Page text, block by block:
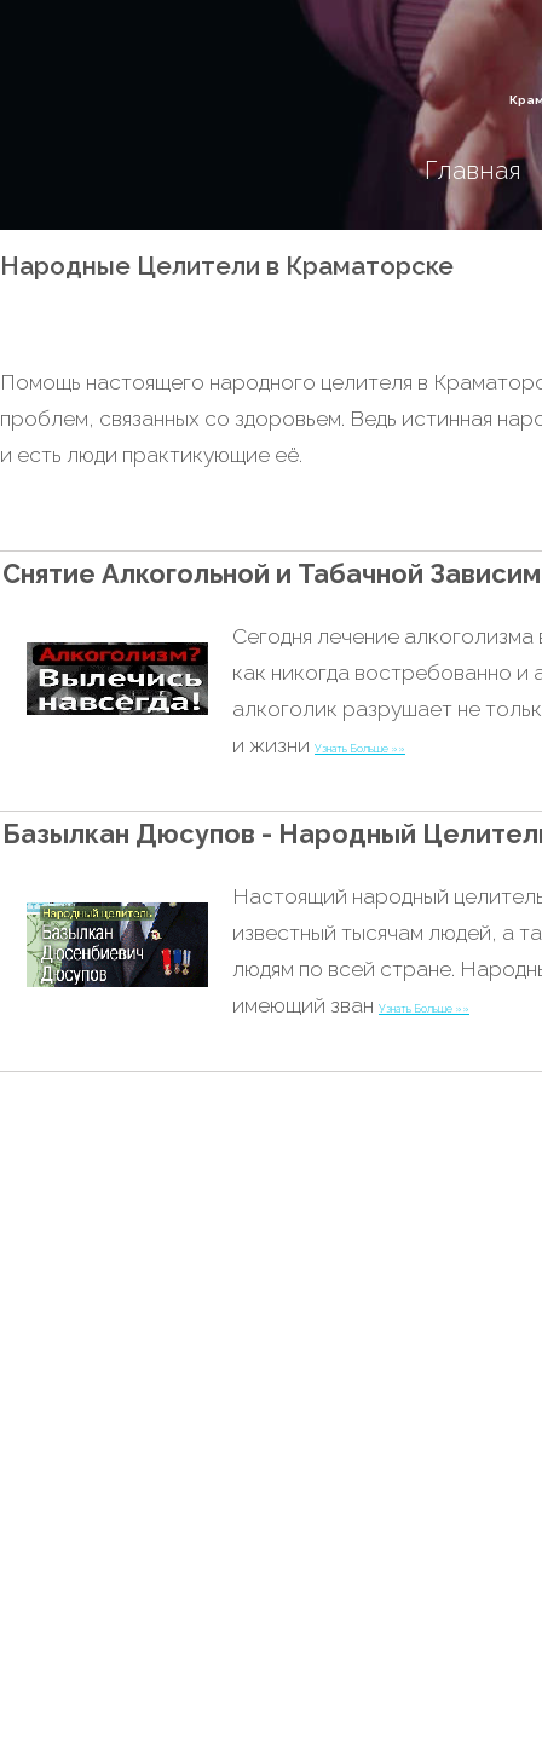
Главная
Народные Целители в Краматорске
Помощь настоящего народного целителя в
проблем, связанных со здоровьем. Ведь истинная
и есть люди практикующие её.
Снятие Алкогольной и Табачной
Сегодня лечение
как никогда востребованно и
алкоголик разрушает не
и жизни Узнать Больше »»
Базылкан Дюсупов - Народный
Настоящий народный
известный тысячам людей, а
людям по всей стране.
имеющий зван Узнать Больше »»